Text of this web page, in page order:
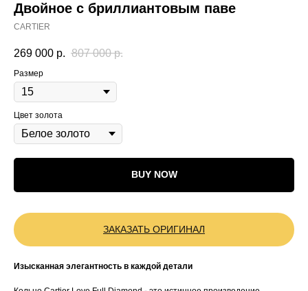
Двойное с бриллиантовым паве
CARTIER
269 000 р. 807 000 р.
Размер
Цвет золота
BUY NOW
ЗАКАЗАТЬ ОРИГИНАЛ
Изысканная элегантность в каждой детали